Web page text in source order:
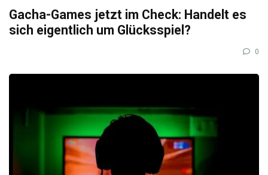
Gacha-Games jetzt im Check: Handelt es
sich eigentlich um Glücksspiel?
0